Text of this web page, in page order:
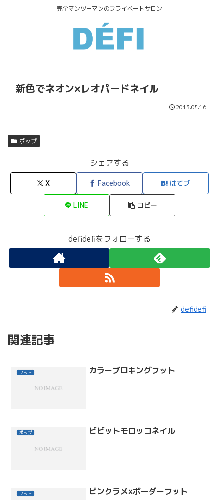
完全マンツーマンのプライベートサロン
新色でネオン×レオパードネイル
2013.05.16
ポップ
シェアする
X Facebook はてブ
LINE コピー
defidefiをフォローする
defidefi
関連記事
フット カラーブロキングフット
ポップ ビビットモロッコネイル
フット ピンクラメ×ボーダーフット